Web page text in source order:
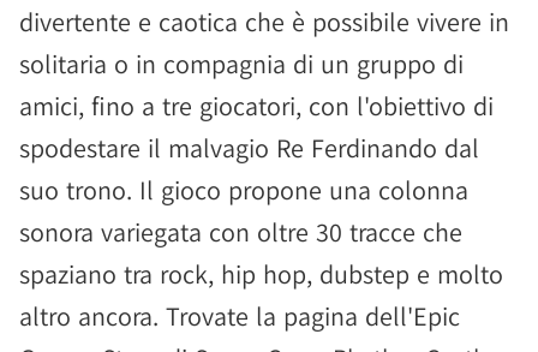
divertente e caotica che è possibile vivere in
solitaria o in compagnia di un gruppo di
amici, fino a tre giocatori, con l'obiettivo di
spodestare il malvagio Re Ferdinando dal
suo trono. Il gioco propone una colonna
sonora variegata con oltre 30 tracce che
spaziano tra rock, hip hop, dubstep e molto
altro ancora. Trovate la pagina dell'Epic